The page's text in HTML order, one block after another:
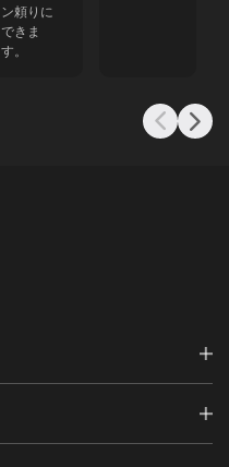
ン頼りに
できま
す。